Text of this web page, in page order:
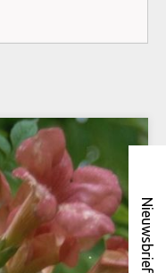
Nieuwsbrief